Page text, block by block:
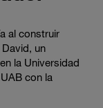
al construir
un
la Universidad
con la